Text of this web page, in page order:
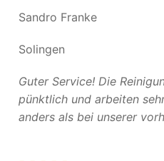
Sandro Franke
Solingen
Guter Service! Die
pünktlich und arbeiten
anders als bei unserer